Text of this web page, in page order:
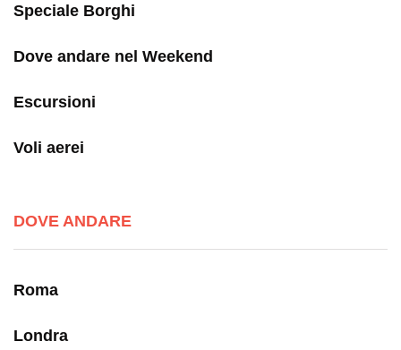
Speciale Borghi
Dove andare nel Weekend
Escursioni
Voli aerei
DOVE ANDARE
Roma
Londra